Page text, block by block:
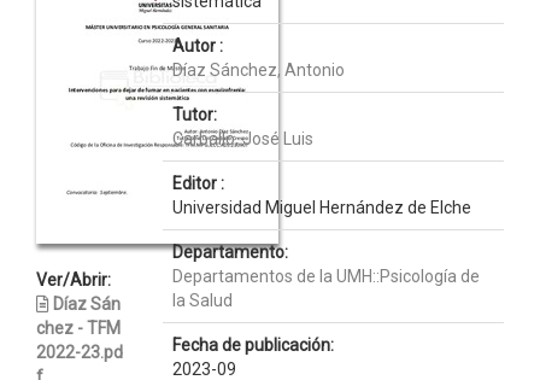
Ver/Abrir:
Díaz Sán
chez - TFM
2022-23.pd
Autor :
Díaz Sánchez, Antonio
Tutor:
Carballo, José Luis
Editor :
Universidad Miguel Hernández de Elche
Departamento:
Departamentos de la UMH::Psicología de
la Salud
Fecha de publicación:
2023-09